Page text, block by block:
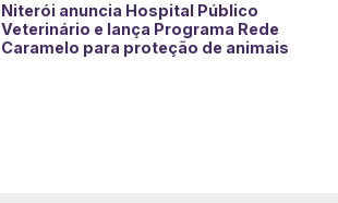
Niterói anuncia Hospital Público
Veterinário e lança Programa Rede
Caramelo para proteção de animais